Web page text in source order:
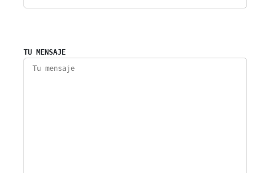
TU MENSAJE